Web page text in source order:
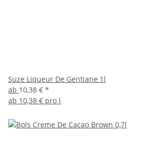
Suze Liqueur De Gentiane 1l
ab 10,38 € *
ab 10,38 € pro l